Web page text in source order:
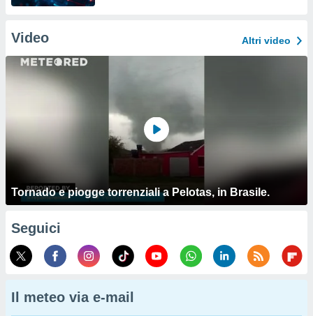
Video Altri video
Tornado e piogge torrenziali a Pelotas, in Brasile.
Seguici
Il meteo via e-mail